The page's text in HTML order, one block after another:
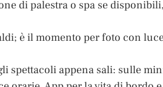
di palestra o spa se
è il momento per foto con
spettacoli appena sali: sulle